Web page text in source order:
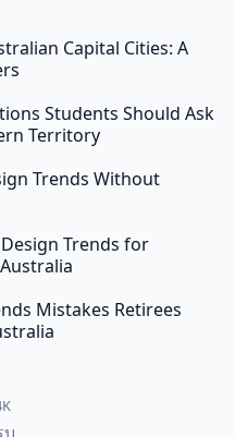
Capital Cities: A
Students Should Ask
Territory
Trends Without
Trends for
Mistakes Retirees